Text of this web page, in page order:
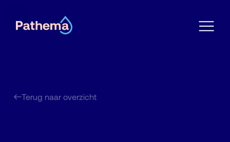
Terug naar overzicht